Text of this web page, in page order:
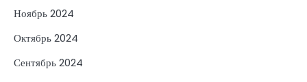
Ноябрь 2024
Октябрь 2024
Сентябрь 2024